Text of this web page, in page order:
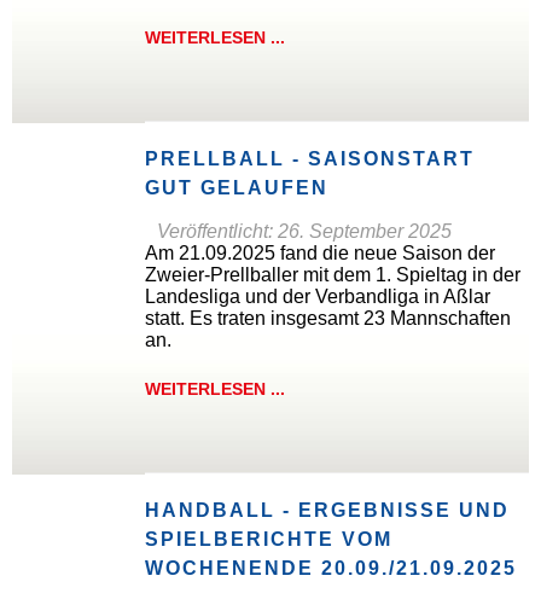
WEITERLESEN ...
PRELLBALL - SAISONSTART
GUT GELAUFEN
Veröffentlicht: 26. September 2025
Am 21.09.2025 fand die neue Saison der
Zweier-Prellballer mit dem 1. Spieltag in der
Landesliga und der Verbandliga in Aßlar
statt. Es traten insgesamt 23 Mannschaften
an.
WEITERLESEN ...
HANDBALL - ERGEBNISSE UND
SPIELBERICHTE VOM
WOCHENENDE 20.09./21.09.2025